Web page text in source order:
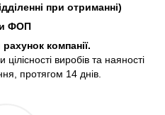
при отриманні)
ФОП
компанії.
виробів та наяності
протягом 14 днів.